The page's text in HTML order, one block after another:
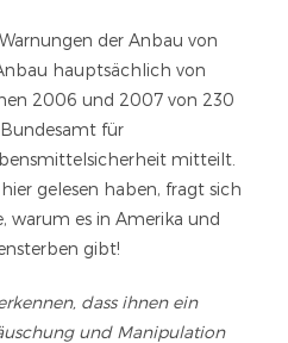
der Anbau von
hauptsächlich von
2006 und 2007 von 230
für
mitteilt.
gelesen haben, fragt sich
warum es in Amerika und
gibt!
dass ihnen ein
und Manipulation